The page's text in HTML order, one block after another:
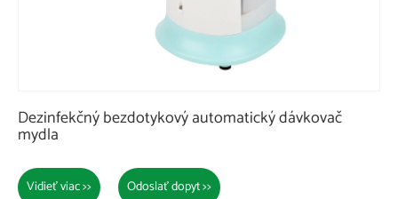
Dezinfekčný bezdotykový automatický dávkovač
mydla
Vidieť viac >> Odoslať dopyt >>